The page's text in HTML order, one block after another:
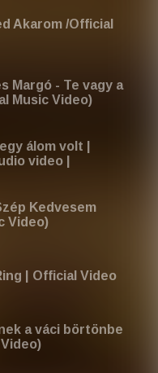
Akarom /Official
Margó - Te vagy a
Music Video)
álom volt |
video |
Kedvesem
Video)
| Official Video
a váci börtönbe